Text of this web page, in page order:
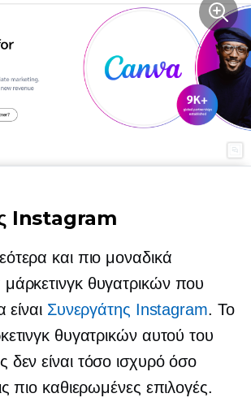
Instagram
και πιο μοναδικά
θυγατρικών που
είναι Συνεργάτης Instagram. Το
θυγατρικών αυτού του
είναι τόσο ισχυρό όσο
πιο καθιερωμένες επιλογές.